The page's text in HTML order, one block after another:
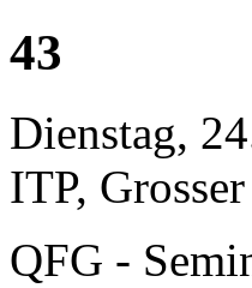
43
Dienstag,
ITP,
QFG -